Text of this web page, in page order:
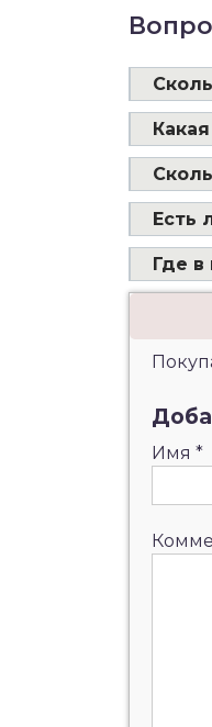
Есть
Где в
Имя *